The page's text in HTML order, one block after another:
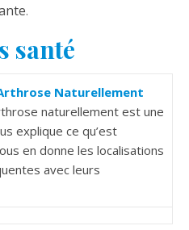
.
santé
Naturellement
naturellement est une
explique ce qu’est
en donne les localisations
avec leurs